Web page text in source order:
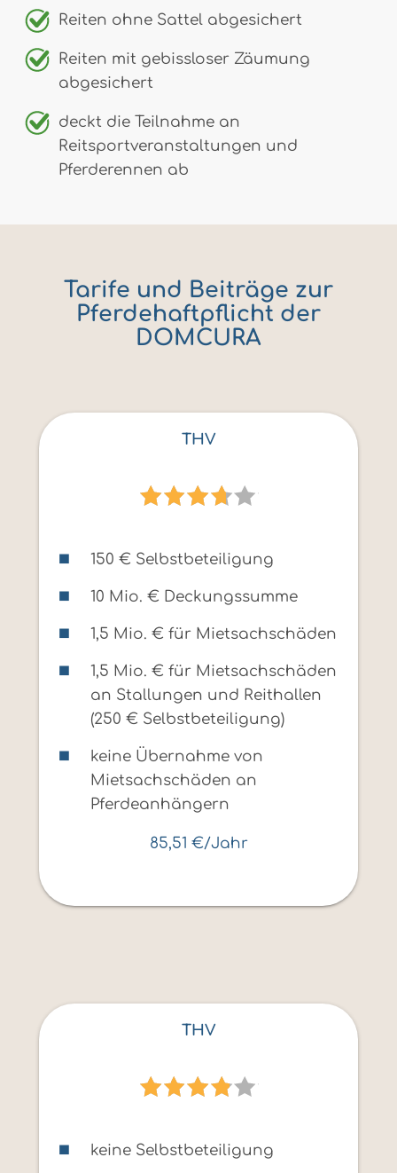
Reiten ohne Sattel abgesichert
Reiten mit gebissloser Zäumung
abgesichert
deckt die Teilnahme an
Reitsportveranstaltungen und
Pferderennen ab
Tarife und Beiträge zur
Pferdehaftpflicht der
DOMCURA
THV
150 € Selbstbeteiligung
10 Mio. € Deckungssumme
1,5 Mio. € für Mietsachschäden
1,5 Mio. € für Mietsachschäden
an Stallungen und Reithallen
(250 € Selbstbeteiligung)
keine Übernahme von
Mietsachschäden an
Pferdeanhängern
85,51 €/Jahr
THV
keine Selbstbeteiligung